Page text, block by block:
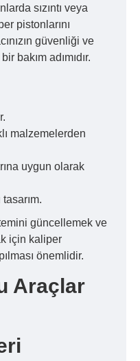
sızıntı veya
pistonlarını
güvenliği ve
bakım adımıdır.
malzemelerden
uygun olarak
güncellemek ve
için kaliper
önemlidir.
Araçlar